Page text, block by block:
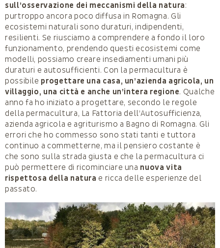
sull’osservazione dei meccanismi della natura:
purtroppo ancora poco diffusa in Romagna. Gli
ecosistemi naturali sono duraturi, indipendenti,
resilienti. Se riusciamo a comprendere a fondo il loro
funzionamento, prendendo questi ecosistemi come
modelli, possiamo creare insediamenti umani più
duraturi e autosufficienti. Con la permacultura è
possibile progettare una casa, un’azienda agricola, un
villaggio, una città e anche un’intera regione. Qualche
anno fa ho iniziato a progettare, secondo le regole
della permacultura, La Fattoria dell’Autosufficienza,
azienda agricola e agriturismo a Bagno di Romagna. Gli
errori che ho commesso sono stati tanti e tuttora
continuo a commetterne, ma il pensiero costante è
che sono sulla strada giusta e che la permacultura ci
può permettere di ricominciare una nuova vita
rispettosa della natura e ricca delle esperienze del
passato.